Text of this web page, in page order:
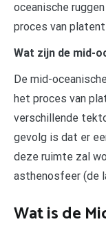
oceanische
proces van
Wat zijn de mid-
De mid-
het proces van
verschillende
gevolg is dat er
deze ruimte zal
asthenosfeer (de
Wat is de